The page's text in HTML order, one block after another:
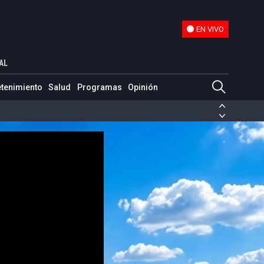
EN VIVO
Salud Programas Opinión
de las FARC